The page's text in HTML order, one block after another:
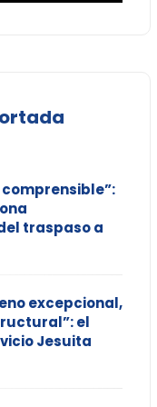
comprensible”:
traspaso a
excepcional,
el
Jesuita